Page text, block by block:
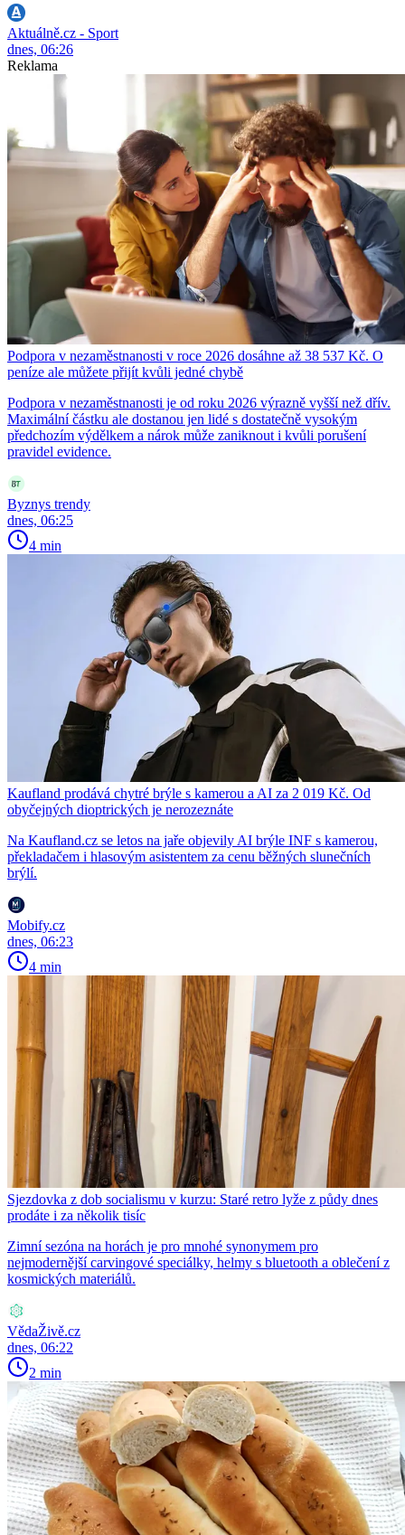
Aktuálně.cz - Sport
dnes, 06:26
Reklama
Podpora v nezaměstnanosti v roce 2026 dosáhne až 38 537 Kč. O
peníze ale můžete přijít kvůli jedné chybě
Podpora v nezaměstnanosti je od roku 2026 výrazně vyšší než dřív.
Maximální částku ale dostanou jen lidé s dostatečně vysokým
předchozím výdělkem a nárok může zaniknout i kvůli porušení
pravidel evidence.
Byznys trendy
dnes, 06:25
4 min
Kaufland prodává chytré brýle s kamerou a AI za 2 019 Kč. Od
obyčejných dioptrických je nerozeznáte
Na Kaufland.cz se letos na jaře objevily AI brýle INF s kamerou,
překladačem i hlasovým asistentem za cenu běžných slunečních
brýlí.
Mobify.cz
dnes, 06:23
4 min
Sjezdovka z dob socialismu v kurzu: Staré retro lyže z půdy dnes
prodáte i za několik tisíc
Zimní sezóna na horách je pro mnohé synonymem pro
nejmodernější carvingové speciálky, helmy s bluetooth a oblečení z
kosmických materiálů.
VědaŽivě.cz
dnes, 06:22
2 min